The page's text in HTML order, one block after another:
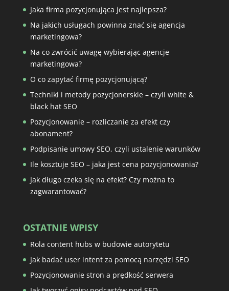
Jaka firma pozycjonująca jest najlepsza?
Na jakich usługach powinna znać się agencja
marketingowa?
Na co zwrócić uwagę wybierając agencje
marketingowa?
O co zapytać firmę pozycjonującą?
Techniki i metody pozycjonerskie – czyli white &
black hat SEO
Pozycjonowanie – rozliczanie za efekt czy
abonament?
Podpisanie umowy SEO, czyli ustalenie warunków
Ile kosztuje SEO – jaka jest cena pozycjonowania?
Jak długo czeka się na efekt? Czy można to
zagwarantować?
OSTATNIE WPISY
Rola content hubs w budowie autorytetu
Jak badać user intent za pomocą narzędzi SEO
Pozycjonowanie stron a prędkość serwera